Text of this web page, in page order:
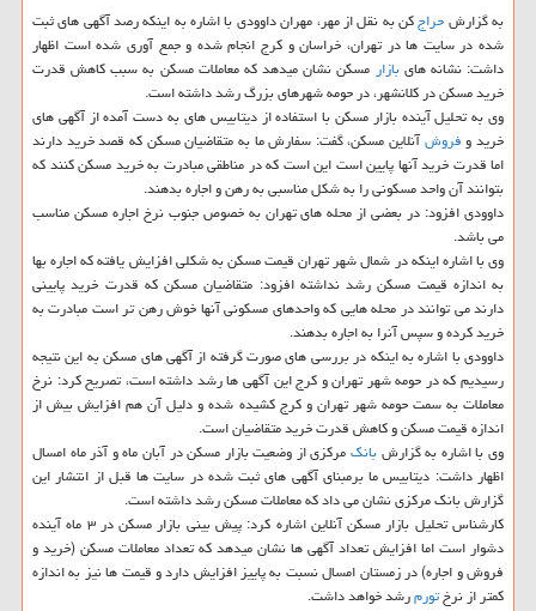
به گزارشحراجكن به نقل از مهر، مهران داوودی با اشاره به اینكه رصد آگهی های ثبت
شده در سایت ها در تهران، خراسان و كرج انجام شده و جمع آوری شده است اظهار
داشت: نشانه هایبازار مسكن نشان میدهد كه معاملات مسكن به سبب كاهش قدرت
خرید مسكن در كلانشهر، در حومه شهرهای بزرگ رشد داشته است.
وی به تحلیل آینده بازار مسكن با استفاده از دیتابیس های به دست آمده از آگهی های
خرید وفروشآنلاین مسكن، گفت: سفارش ما به متقاضیان مسكن كه قصد خرید دارند
اما قدرت خرید آنها پایین است این است كه در مناطقی مبادرت به خرید مسكن كنند كه
بتوانند آن واحد مسكونی را به شكل مناسبی به رهن و اجاره بدهند.
داوودی افزود: در بعضی از محله های تهران به خصوص جنوب نرخ اجاره مسكن مناسب
می باشد.
وی با اشاره اینكه در شمال شهر تهران قیمت مسكن به شكلی افزایش یافته كه اجاره بها
به اندازه قیمت مسكن رشد نداشته افزود: متقاضیان مسكن كه قدرت خرید پایینی
دارند می توانند در محله هایی كه واحدهای مسكونی آنها خوش رهن تر است مبادرت به
خرید كرده و سپس آنرا به اجاره بدهند.
داوودی با اشاره به اینكه در بررسی های صورت گرفته از آگهی های مسكن به این نتیجه
رسیدیم كه در حومه شهر تهران و كرج این آگهی ها رشد داشته است، تصریح كرد: نرخ
معاملات به سمت حومه شهر تهران و كرج كشیده شده و دلیل آن هم افزایش بیش از
اندازه قیمت مسكن و كاهش قدرت خرید متقاضیان است.
وی با اشاره به گزارشبانكمركزی از وضعیت بازار مسكن در آبان ماه و آذر ماه امسال
اظهار داشت: دیتابیس ما برمبنای آگهی های ثبت شده در سایت ها قبل از انتشار این
گزارش بانك مركزی نشان می داد كه معاملات مسكن رشد داشته است.
كارشناس تحلیل بازار مسكن آنلاین اشاره كرد: پیش بینی بازار مسكن در ۳ ماه آینده
دشوار است اما افزایش تعداد آگهی ها نشان میدهد كه تعداد معاملات مسكن (خرید و
فروش و اجاره) در زمستان امسال نسبت به پاییز افزایش دارد و قیمت ها نیز به اندازه
كمتر از نرختورمرشد خواهد داشت.